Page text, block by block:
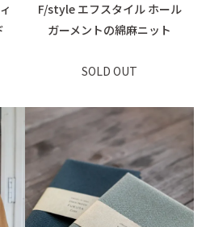
F/style エフスタイル ホール
ガーメントの綿麻ニット
SOLD OUT